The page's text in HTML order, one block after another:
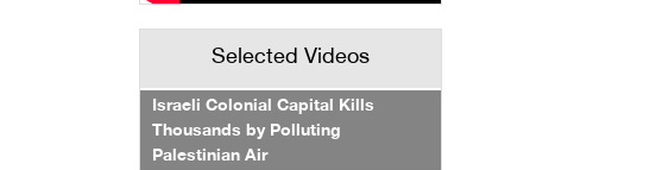
Selected Videos
Israeli Colonial Capital Kills
Thousands by Polluting
Palestinian Air